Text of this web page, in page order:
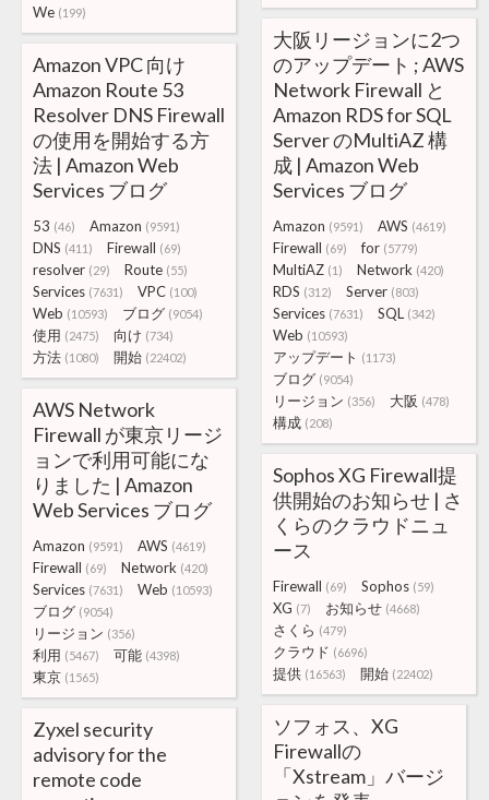
We (199)
大阪リージョンに2つ
のアップデート ; AWS
Network Firewall と
Amazon RDS for SQL
Server のMultiAZ 構
成 | Amazon Web
Services ブログ
Amazon (9591) AWS (4619)
Firewall (69) for (5779)
MultiAZ (1) Network (420)
RDS (312) Server (803)
Services (7631) SQL (342)
Web (10593)
アップデート (1173)
ブログ (9054)
リージョン (356) 大阪 (478)
構成 (208)
Amazon VPC 向け
Amazon Route 53
Resolver DNS Firewall
の使用を開始する方
法 | Amazon Web
Services ブログ
53 (46) Amazon (9591)
DNS (411) Firewall (69)
resolver (29) Route (55)
Services (7631) VPC (100)
Web (10593) ブログ (9054)
使用 (2475) 向け (734)
方法 (1080) 開始 (22402)
AWS Network
Firewall が東京リージ
ョンで利用可能にな
りました | Amazon
Web Services ブログ
Amazon (9591) AWS (4619)
Firewall (69) Network (420)
Services (7631) Web (10593)
ブログ (9054)
リージョン (356)
利用 (5467) 可能 (4398)
東京 (1565)
Sophos XG Firewall提
供開始のお知らせ | さ
くらのクラウドニュ
ース
Firewall (69) Sophos (59)
XG (7) お知らせ (4668)
さくら (479)
クラウド (6696)
提供 (16563) 開始 (22402)
ソフォス、XG
Firewallの
「Xstream」バージ
Zyxel security
advisory for the
remote code